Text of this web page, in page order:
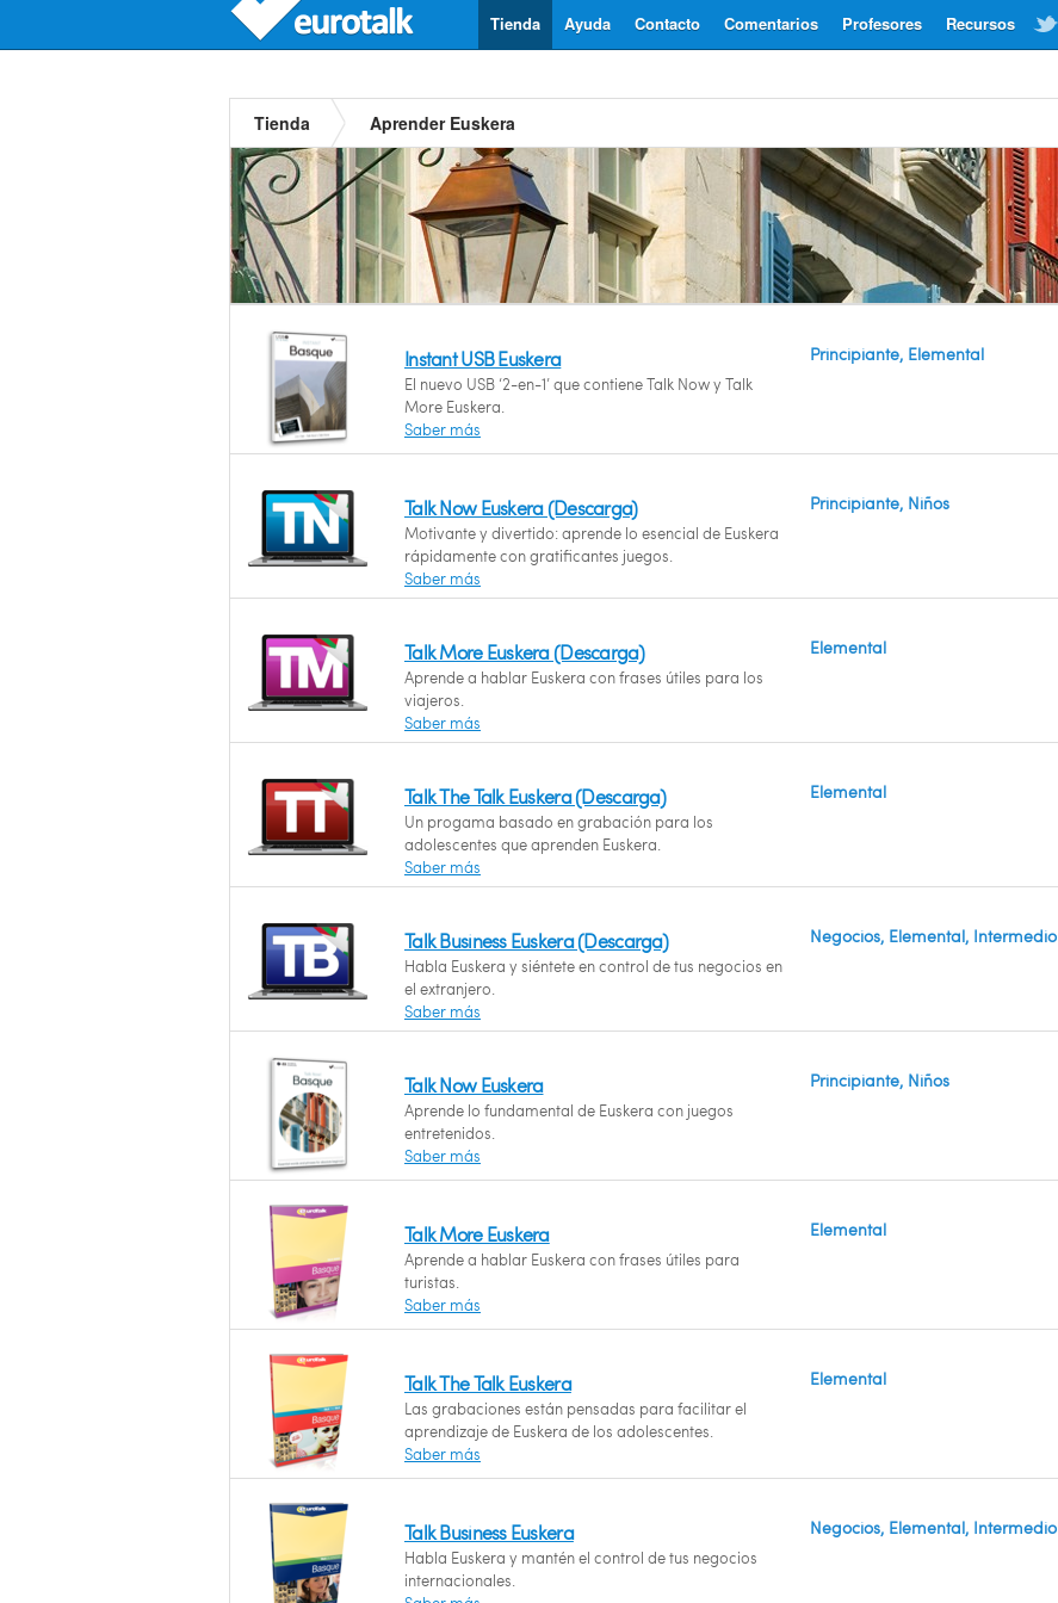
Recursos
Profesores
Comentarios
Contacto
Ayuda
Tienda
Tienda Aprender Euskera
Instant USB Euskera
El nuevo USB ‘2-en-1’ que contiene Talk Now y Talk
More Euskera.
Saber más
Principiante, Elemental
Talk Now Euskera (Descarga)
Motivante y divertido: aprende lo esencial de Euskera
rápidamente con gratificantes juegos.
Saber más
Principiante, Niños
Talk More Euskera (Descarga)
Aprende a hablar Euskera con frases útiles para los
viajeros.
Saber más
Elemental
Talk The Talk Euskera (Descarga)
Un progama basado en grabación para los
adolescentes que aprenden Euskera.
Saber más
Elemental
Talk Business Euskera (Descarga)
Habla Euskera y siéntete en control de tus negocios en
el extranjero.
Saber más
Negocios, Elemental, Intermedio
Talk Now Euskera
Aprende lo fundamental de Euskera con juegos
entretenidos.
Saber más
Principiante, Niños
Talk More Euskera
Aprende a hablar Euskera con frases útiles para
turistas.
Saber más
Elemental
Talk The Talk Euskera
Las grabaciones están pensadas para facilitar el
aprendizaje de Euskera de los adolescentes.
Saber más
Elemental
Talk Business Euskera
Habla Euskera y mantén el control de tus negocios
internacionales.
Negocios, Elemental, Intermedio